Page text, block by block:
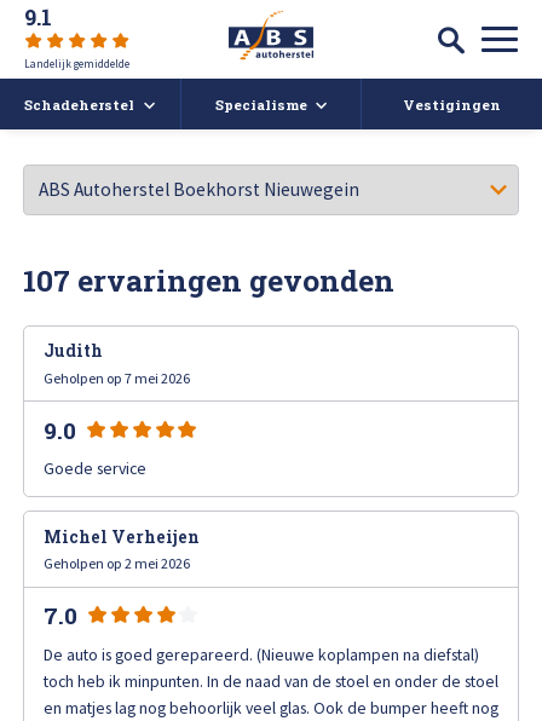
9.1
Landelijk gemiddelde
Schadeherstel Specialisme Vestigingen
Autoschade
Ruitschade
Alle soorten Schadeherstel
Afspraak maken
Auto spuiten bij schade
Autoruit reparatie
Bumper herstellen
Koplampen polijsten en afstellen
Krassen verwijderen
High Tech Schadeherstel
Lakschade herstellen
Spotrepair
Deukendag
Contact
Bel ons op: 0900 - 6611111
107 ervaringen gevonden
Judith
Geholpen op 7 mei 2026
9.0
Goede service
Michel Verheijen
Geholpen op 2 mei 2026
7.0
De auto is goed gerepareerd. (Nieuwe koplampen na diefstal)
toch heb ik minpunten. In de naad van de stoel en onder de stoel
en matjes lag nog behoorlijk veel glas. Ook de bumper heeft nog